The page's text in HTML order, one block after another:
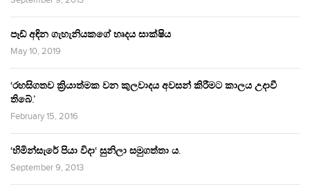
පෑඩ් අඳින ගැහැනියකගේ හෘදය සාක්ෂිය
May 10, 2019
‘රහසිගතව ක්‍රියාත්මක වන කුලවාදය අවසන් කිරීමට කාලය උදාවී
තිබේ.’
February 15, 2016
‘හිමින්සැරේ පියා විදා‘ සුනිලා සමුගත්තා ය.
September 9, 2013